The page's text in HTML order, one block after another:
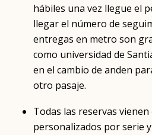
hábiles una vez llegue el
llegar el número de
entregas en metro son
como universidad de
en el cambio de anden
otro pasaje.
Todas las reservas
personalizados por serie